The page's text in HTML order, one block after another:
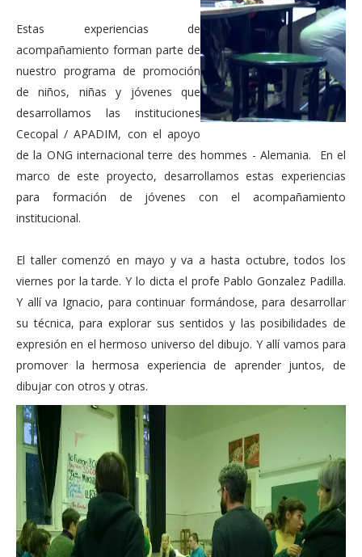
Estas experiencias de
acompañamiento forman parte de
nuestro programa de promoción
de niños, niñas y jóvenes que
desarrollamos las instituciones
Cecopal / APADIM, con el apoyo
de la ONG internacional terre des hommes - Alemania. En el
marco de este proyecto, desarrollamos estas experiencias
para formación de jóvenes con el acompañamiento
institucional.
El taller comenzó en mayo y va a hasta octubre, todos los
viernes por la tarde. Y lo dicta el profe Pablo Gonzalez Padilla.
Y allí va Ignacio, para continuar formándose, para desarrollar
su técnica, para explorar sus sentidos y las posibilidades de
expresión en el hermoso universo del dibujo. Y allí vamos para
promover la hermosa experiencia de aprender juntos, de
dibujar con otros y otras.